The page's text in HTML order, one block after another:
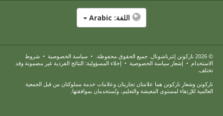
اللغة:
© 2026 ناركونن إنترناشونال. جميع الحقوق محفوظة. • سياسة الخصوصية • شروط
الاستخدام • إشعار سياسة الخصوصية • إخلاء المسؤولية: النتائج الفردية غير مضمونة وقد
تختلف.
ناركونن وشعار ناركونن هما علامتان تجاريتان وعلامات خدمة مملوكتان من قبل الجمعية
العالمية للإرتقاء لمستوى المعيشة والتعليم، وتُستخدمان بموافقتها.